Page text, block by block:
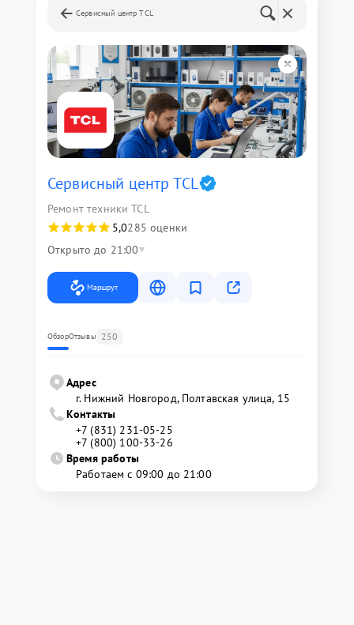
Сервисный центр TCL
Сервисный центр TCL
Ремонт техники TCL
5,0285 оценки
Открыто до 21:00
Маршрут
ОбзорОтзывы 250
Адрес
г. Нижний Новгород, Полтавская улица, 15
Контакты
+7 (831) 231-05-25
+7 (800) 100-33-26
Время работы
Работаем с 09:00 до 21:00